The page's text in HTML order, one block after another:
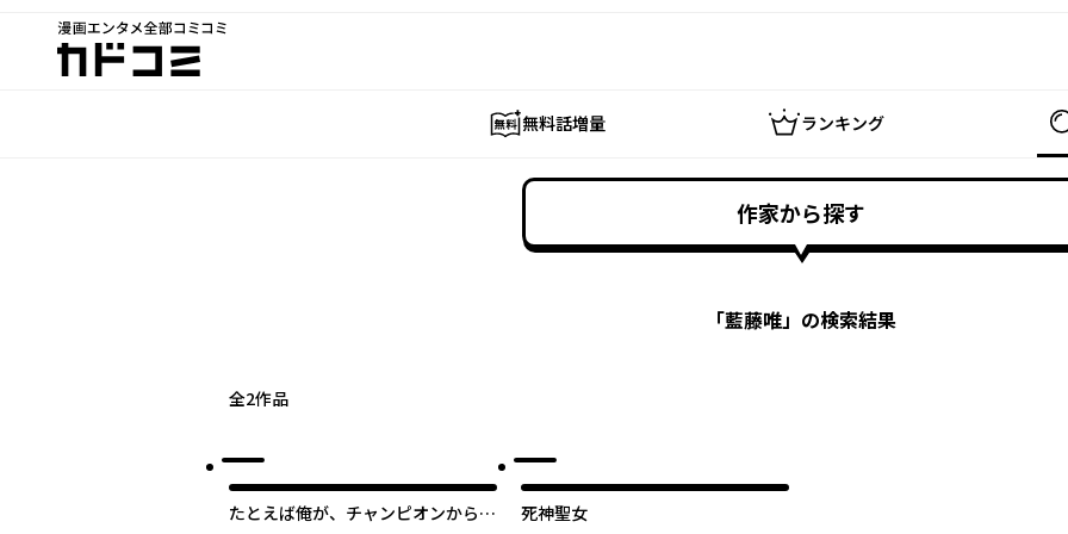
漫画エンタメ全部コミコミ
カドコミ
無料話増量 ランキング
作家から探す
「藍藤唯」の検索結果
全2作品
たとえば俺が、チャンピオンから王
死神聖女